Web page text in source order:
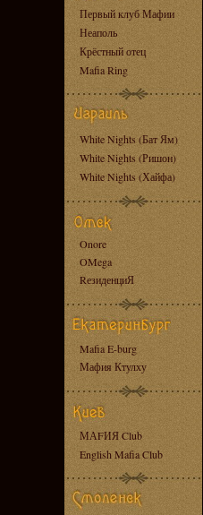
Первый клуб Мафии
Неаполь
Крёстный отец
Mafia Ring
White Nights (Бат Ям)
White Nights (Ришон)
White Nights (Хайфа)
Onore
OMega
RезиденциЯ
Mafia E-burg
Мафия Ктулху
МАFИЯ Club
English Mafia Club